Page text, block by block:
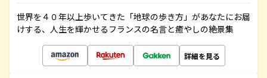
世界を４０年以上歩いてきた「地球の歩き方」があなたにお届
けする、人生を輝かせるフランスの名言と癒やしの絶景集
詳細を見る